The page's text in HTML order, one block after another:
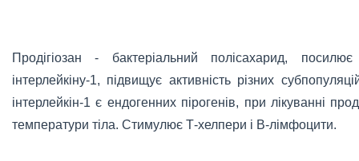
Продігіозан - бактеріальний полісахарид,
інтерлейкіну-1, підвищує активність різних
інтерлейкін-1 є ендогенних пірогенів, при лікуванні
температури тіла. Стимулює Т-хелпери і В-лімфоцити.